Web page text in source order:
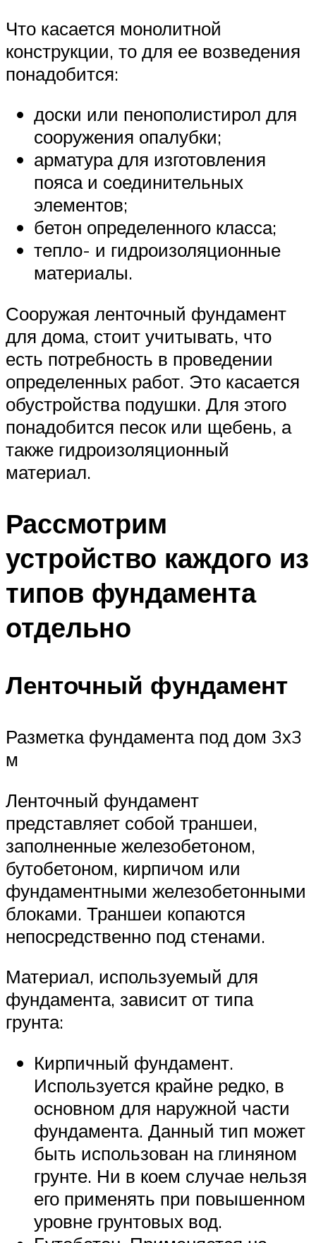
Что касается монолитной
конструкции, то для ее возведения
понадобится:
доски или пенополистирол для
сооружения опалубки;
арматура для изготовления
пояса и соединительных
элементов;
бетон определенного класса;
тепло- и гидроизоляционные
материалы.
Сооружая ленточный фундамент
для дома, стоит учитывать, что
есть потребность в проведении
определенных работ. Это касается
обустройства подушки. Для этого
понадобится песок или щебень, а
также гидроизоляционный
материал.
Рассмотрим
устройство каждого из
типов фундамента
отдельно
Ленточный фундамент
Разметка фундамента под дом 3х3
м
Ленточный фундамент
представляет собой траншеи,
заполненные железобетоном,
бутобетоном, кирпичом или
фундаментными железобетонными
блоками. Траншеи копаются
непосредственно под стенами.
Материал, используемый для
фундамента, зависит от типа
грунта:
Кирпичный фундамент.
Используется крайне редко, в
основном для наружной части
фундамента. Данный тип может
быть использован на глиняном
грунте. Ни в коем случае нельзя
его применять при повышенном
уровне грунтовых вод.